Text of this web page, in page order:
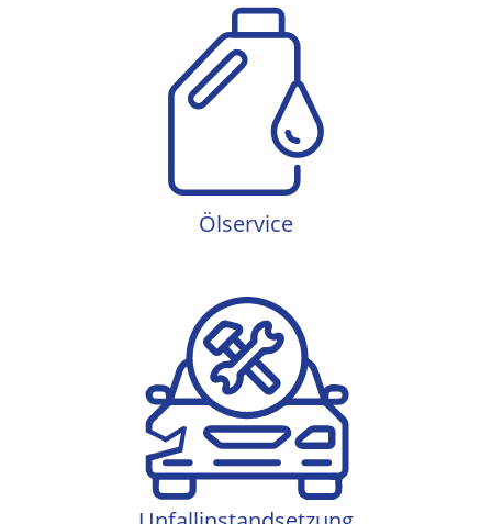
Ölservice
Ölservice
Unfallinstandsetzung